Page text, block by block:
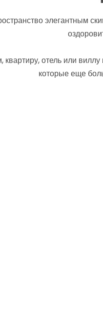
элегантным
квартиру, отель или
которые еще